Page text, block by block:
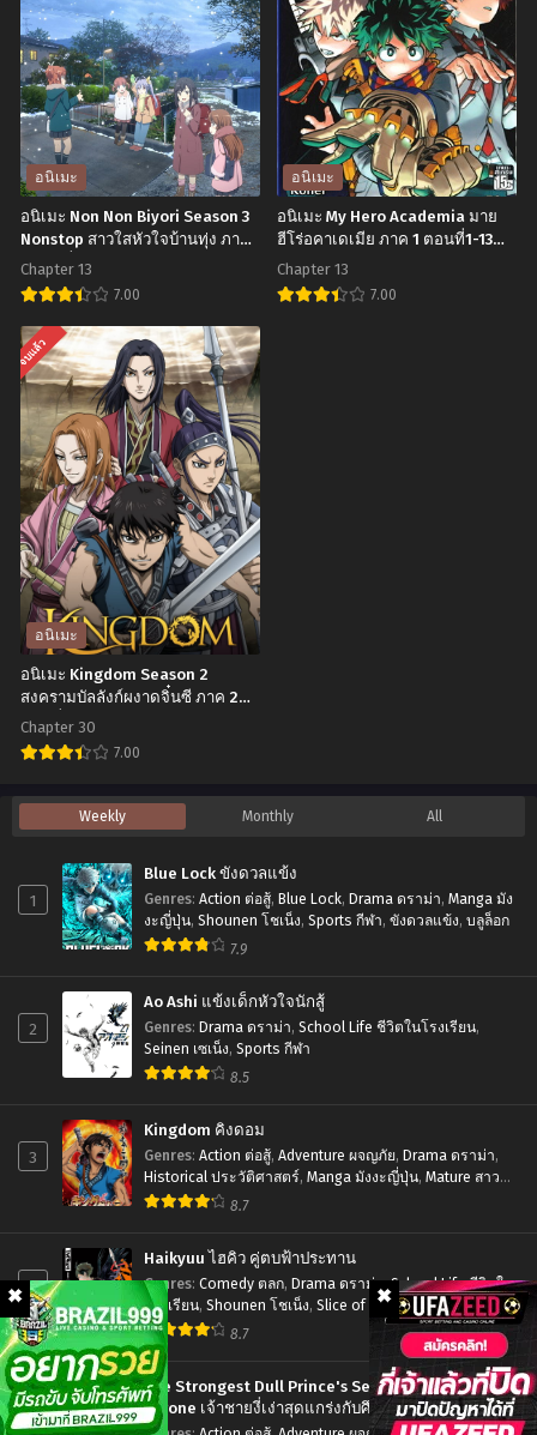
100-
Zombie
ni
Naru
made
ni
Shitai
100
no
Koto
100
สิ่ง
ที่
อยาก
ทำ
ก่อน
จะ
กลาย
เป็น
ซอมบี้
ตอน
ที่1-
12
พากย์
Art
Online
ซอร์ด
อาร์ต
ออนไลน์
ภาค
2
ตอน
ที่1-
อนิเมะ
อนิเมะ Non Non Biyori Season 3
Nonstop สาวใสหัวใจบ้านทุ่ง ภาค
3 ตอนที่1-13 ซับไทย
Chapter 13
7.00
อ
นิ
เมะ
Non
Non
Biyori
Season
3
Nonstop
สาว
ใส
หัวใจ
บ้าน
ทุ่ง
ภาค
3
ที่1-
13
อนิเมะ
อนิเมะ My Hero Academia มาย
ฮีโร่อคาเดเมีย ภาค 1 ตอนที่1-13
พากย์ไทย
Chapter 13
7.00
ตอน
ที่1-
พากย์
ไทย
จบแล้ว
อนิเมะ
อนิเมะ Kingdom Season 2
สงครามบัลลังก์ผงาดจิ๋นซี ภาค 2
ตอนที่1-30 ซับไทย
Chapter 30
7.00
อ
นิ
Kingdom
Season
สงคราม
บัลลังก์
ผงาด
ภาค
30
ซับ
ไทย
Weekly Monthly All
1
Blue Lock ขังดวลแข้ง
Genres: Action ต่อสู้, Blue Lock, Drama ดราม่า, Manga มัง
งะญี่ปุ่น, Shounen โชเน็ง, Sports กีฬา, ขังดวลแข้ง, บลูล็อก
7.9
2
Ao Ashi แข้งเด็กหัวใจนักสู้
Genres: Drama ดราม่า, School Life ชีวิตในโรงเรียน,
Seinen เซเน็ง, Sports กีฬา
8.5
3
Kingdom คิงดอม
Genres: Action ต่อสู้, Adventure ผจญภัย, Drama ดราม่า,
Historical ประวัติศาสตร์, Manga มังงะญี่ปุ่น, Mature สาว
ใหญ่,Seinen เซเน็ง
8.7
4
Haikyuu ไฮคิว คู่ตบฟ้าประทาน
Genres: Comedy ตลก, Drama ดราม่า,School Life ชีวิตใน
โรงเรียน, Shounen โชเน็ง, Slice of Life รั้วโรงเรียน,
Sports กีฬา
8.7
5
The Strongest Dull Prince's Secret Battle for the
Throne เจ้าชายงี่เง่าสุดแกร่งกับศึกชิงราชสมบัติ